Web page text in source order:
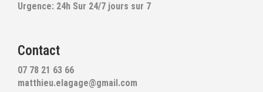
Urgence: 24h Sur 24/7 jours sur 7
Contact
07 78 21 63 66
matthieu.elagage@gmail.com